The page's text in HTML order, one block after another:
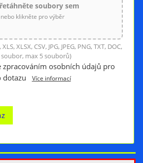
soubory sem
nebo klikněte pro výběr
XLSX, CSV, JPG, JPEG, PNG, TXT, DOC,
soubor, max 5 souborů)
zpracováním osobních údajů pro
dotazu
Více informací